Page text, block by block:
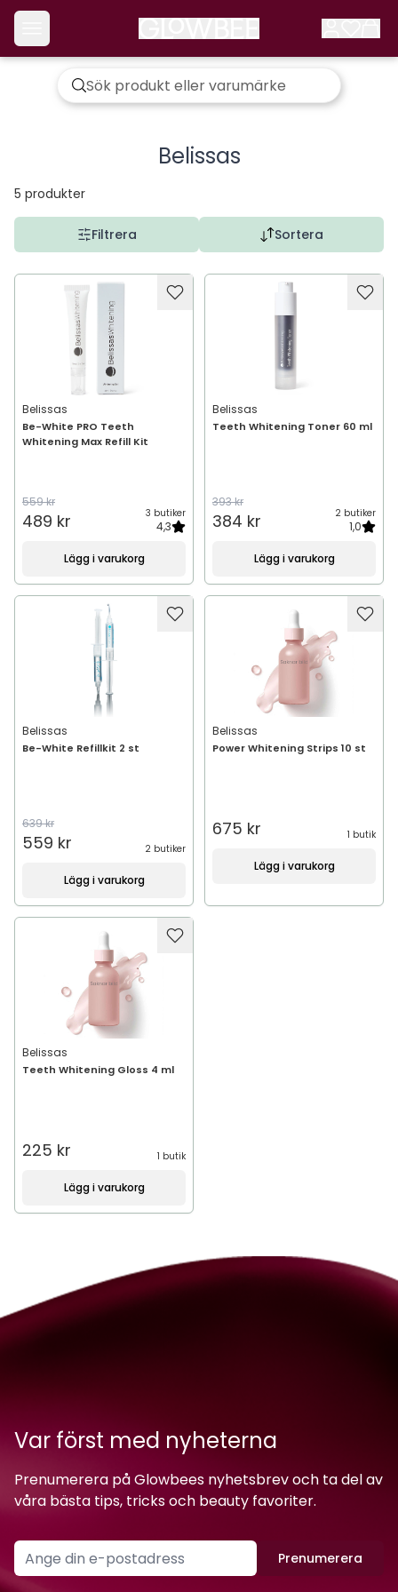
Belissas
5 produkter
Filtrera Sortera
Belissas
Be-White PRO Teeth
Whitening Max Refill Kit
559 kr
489 kr 3 butiker
4,3
Lägg i varukorg
Belissas
Teeth Whitening Toner 60 ml
393 kr
384 kr 2 butiker
1,0
Lägg i varukorg
Belissas
Be-White Refillkit 2 st
639 kr
559 kr 2 butiker
Lägg i varukorg
Belissas
Power Whitening Strips 10 st
675 kr 1 butik
Lägg i varukorg
Belissas
Teeth Whitening Gloss 4 ml
225 kr 1 butik
Lägg i varukorg
Var först med nyheterna
Prenumerera på Glowbees nyhetsbrev och ta del av
våra bästa tips, tricks och beauty favoriter.
Prenumerera